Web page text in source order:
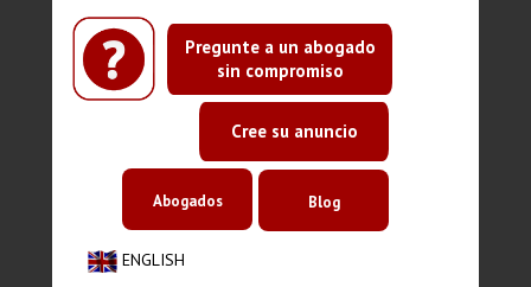
Pregunte a un abogado
sin compromiso
Cree su anuncio
ENGLISH
Abogados Blog